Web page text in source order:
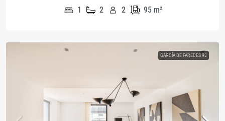
1 2 2 95 m²
GARCÍA DE PAREDES 92